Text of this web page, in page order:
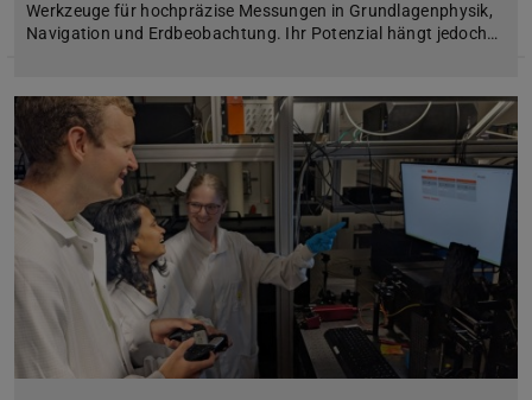
Werkzeuge für hochpräzise Messungen in Grundlagenphysik,
Navigation und Erdbeobachtung. Ihr Potenzial hängt jedoch…